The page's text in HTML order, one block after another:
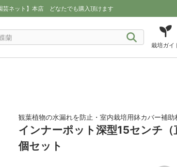
芸ネット】本店 どなたでも購入頂けます
栽培ガイ
観葉植物の水漏れを防止・室内栽培用鉢カバー補助
インナーポット深型15センチ
個セット